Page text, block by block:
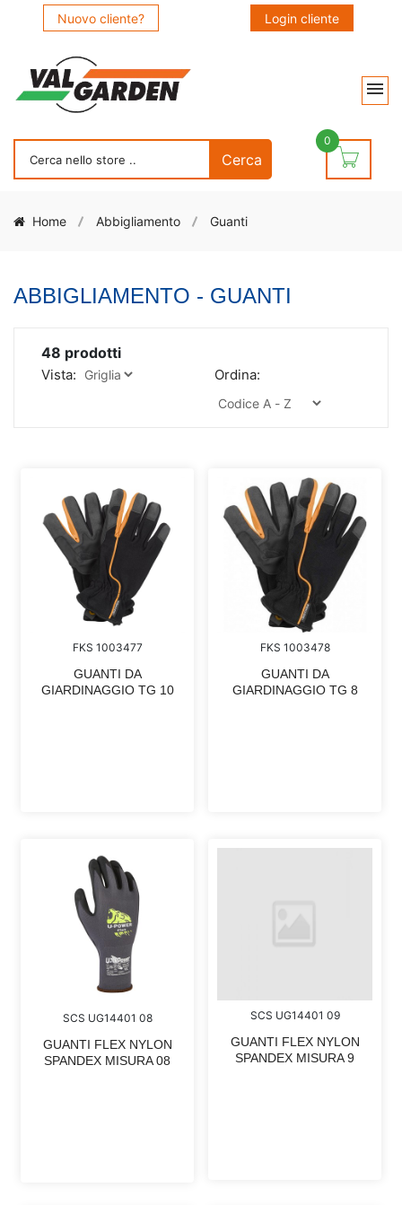
Nuovo cliente? Login cliente
0
Home Abbigliamento Guanti
ABBIGLIAMENTO - GUANTI
48 prodotti
Vista: Ordina:
FKS 1003477
GUANTI DA
GIARDINAGGIO TG 10
FKS 1003478
GUANTI DA
GIARDINAGGIO TG 8
SCS UG14401 08
GUANTI FLEX NYLON
SPANDEX MISURA 08
SCS UG14401 09
GUANTI FLEX NYLON
SPANDEX MISURA 9